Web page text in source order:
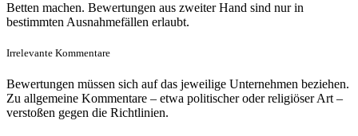
Betten machen. Bewertungen aus zweiter Hand sind nur in
bestimmten Ausnahmefällen erlaubt.
Irrelevante Kommentare
Bewertungen müssen sich auf das jeweilige Unternehmen beziehen.
Zu allgemeine Kommentare – etwa politischer oder religiöser Art –
verstoßen gegen die Richtlinien.